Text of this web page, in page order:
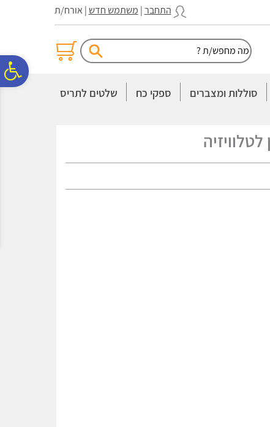
נגישות
אתר
המרכזי
התחבר| משתמש חדש| אורח/ת
סוללות ומצברים ספקי כח שלטים לתריס